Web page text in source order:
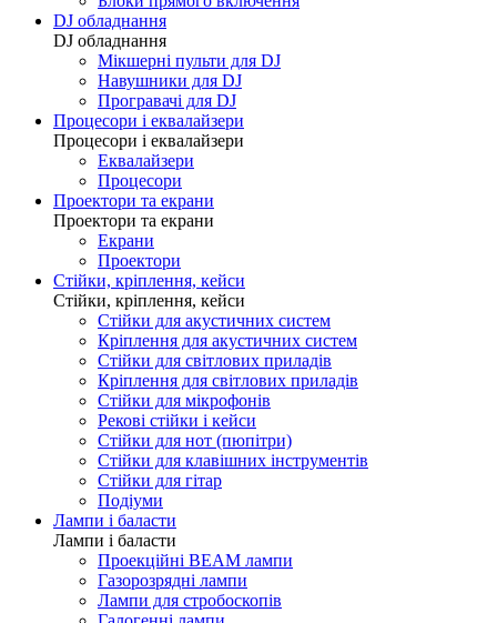
DJ обладнання
DJ обладнання
Мікшерні пульти для DJ
Навушники для DJ
Програвачі для DJ
Процесори і еквалайзери
Процесори і еквалайзери
Еквалайзери
Процесори
Проектори та екрани
Проектори та екрани
Екрани
Проектори
Стійки, кріплення, кейси
Стійки, кріплення, кейси
Стійки для акустичних систем
Кріплення для акустичних систем
Стійки для світлових приладів
Кріплення для світлових приладів
Стійки для мікрофонів
Рекові стійки і кейси
Стійки для нот (пюпітри)
Стійки для клавішних інструментів
Стійки для гітар
Подіуми
Лампи і баласти
Лампи і баласти
Проекційні BEAM лампи
Газорозрядні лампи
Лампи для стробоскопів